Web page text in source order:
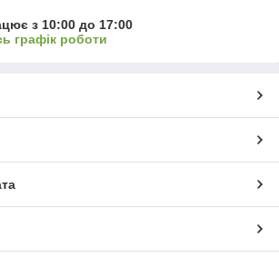
з 10:00 до 17:00
графік роботи